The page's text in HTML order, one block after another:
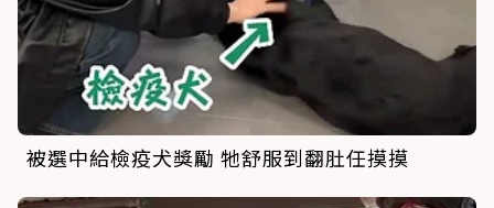
被選中給檢疫犬獎勵 牠舒服到翻肚任摸摸